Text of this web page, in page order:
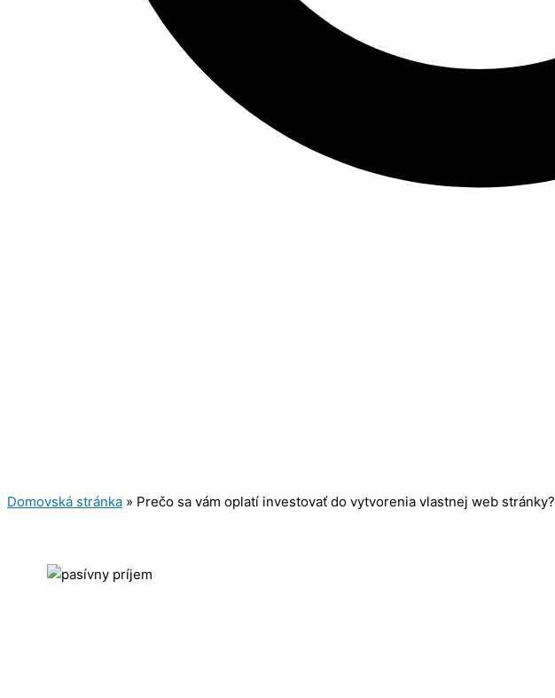
Domovská stránka » Prečo sa vám oplatí investovať do vytvorenia vlastnej web stránky?